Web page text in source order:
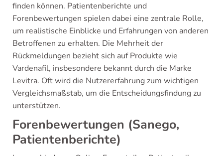
finden können. Patientenberichte und
Forenbewertungen spielen dabei eine zentrale Rolle,
um realistische Einblicke und Erfahrungen von anderen
Betroffenen zu erhalten. Die Mehrheit der
Rückmeldungen bezieht sich auf Produkte wie
Vardenafil, insbesondere bekannt durch die Marke
Levitra. Oft wird die Nutzererfahrung zum wichtigen
Vergleichsmaßstab, um die Entscheidungsfindung zu
unterstützen.
Forenbewertungen (Sanego,
Patientenberichte)